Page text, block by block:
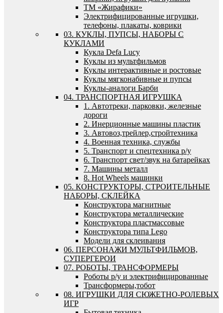
ТМ «Жирафики»
Электрифицированные игрушки,
телефоны, плакаты, коврики
03. КУКЛЫ, ПУПСЫ, НАБОРЫ С
КУКЛАМИ
Кукла Defa Lucy
Куклы из мультфильмов
Куклы интерактивные и ростовые
Куклы мягконабивные и пупсы
Куклы-аналоги Барби
04. ТРАНСПОРТНАЯ ИГРУШКА
1. Автотреки, парковки, железные
дороги
2. Инерционные машины пластик
3. Автовоз,трейлер,стройтехника
4. Военная техника, службы
5. Транспорт и спецтехника р/у
6. Транспорт свет/звук на батарейках
7. Машины металл
8. Hot Wheels машинки
05. КОНСТРУКТОРЫ, СТРОИТЕЛЬНЫЕ
НАБОРЫ, СКЛЕЙКА
Конструктора магнитные
Конструктора металлические
Конструктора пластмассовые
Конструктора типа Lego
Модели для склеивания
06. ПЕРСОНАЖИ МУЛЬТФИЛЬМОВ,
СУПЕРГЕРОИ
07. РОБОТЫ, ТРАНСФОРМЕРЫ
Роботы р/у и электрифицированные
Трансформеры,тобот
08. ИГРУШКИ ДЛЯ СЮЖЕТНО-РОЛЕВЫХ
ИГР